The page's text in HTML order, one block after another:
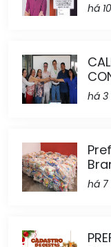
há
há 3
há 7